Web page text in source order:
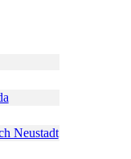
Neustadt